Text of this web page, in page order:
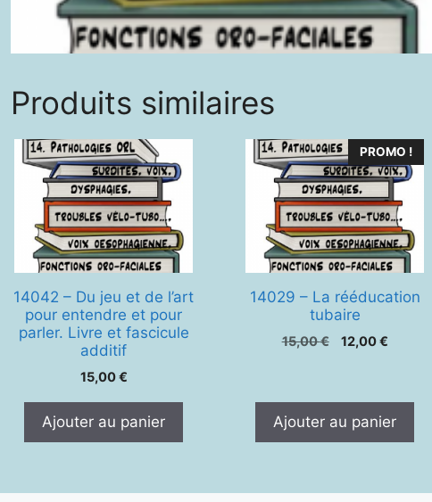
Produits similaires
14042 – Du jeu et de l’art
pour entendre et pour
parler. Livre et fascicule
additif
15,00€
Ajouter au panier
PROMO !
14029 – La rééducation
tubaire
15,00€
Le
15,00 €.
12,00€Le
12,00 €.
Ajouter au panier